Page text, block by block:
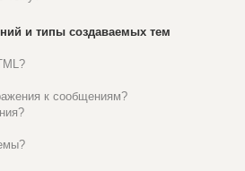
и типы создаваемых тем
к сообщениям?